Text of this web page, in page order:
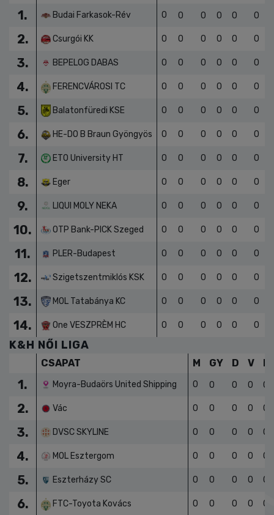
1. Budai Farkasok-Rév 0 0 0 0 0 0
2. Csurgói KK 0 0 0 0 0 0
3. BEPELOG DABAS 0 0 0 0 0 0
4. FERENCVÁROSI TC 0 0 0 0 0 0
5. Balatonfüredi KSE 0 0 0 0 0 0
6. HE-DO B Braun Gyöngyös 0 0 0 0 0 0
7. ETO University HT 0 0 0 0 0 0
8. Eger 0 0 0 0 0 0
9. LIQUI MOLY NEKA 0 0 0 0 0 0
10. OTP Bank-PICK Szeged 0 0 0 0 0 0
11. PLER-Budapest 0 0 0 0 0 0
12. Szigetszentmiklós KSK 0 0 0 0 0 0
13. MOL Tatabánya KC 0 0 0 0 0 0
14. One VESZPRÈM HC 0 0 0 0 0 0
K&H NŐI LIGA
CSAPAT M GY D V
1. Moyra-Budaörs United Shipping 0 0 0 0 0
2. Vác 0 0 0 0 0
3. DVSC SKYLINE 0 0 0 0 0
4. MOL Esztergom 0 0 0 0 0
5. Eszterházy SC 0 0 0 0 0
6. FTC-Toyota Kovács 0 0 0 0 0